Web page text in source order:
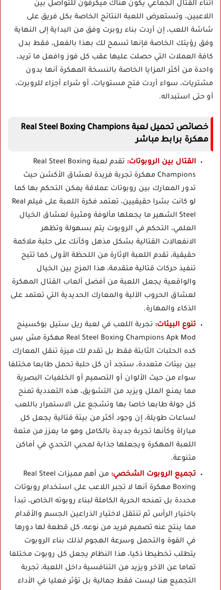
أثناء القتال الجماعي يكون هناك ميكرفون للتواصل بين
اللاعبين، وتستعرض اللعبة النتائج الخاصة بكل فريق على
شاشة اللعب، إن أردت بناء روبرت وفق من البداية إلى النهاية
وفق رؤيتك الخاصة فإنها تسمح لك بهذا بالفعل، فقط بدل
كافة العملات التي حصلت عليها عقب كل فوز وافعل ما تريد،
واحدة من أكثر المزايا الخاصة بالنسخة المهكرة أنها بدون
مشتريات، سواء أردت فتح مستويات، أو شراء أجزاء للروبرت،
أو حتى استبداله.
خصائص تحميل لعبة Real Steel Boxing Champions
مهكرة برابط مباشر
القتال بين الروبوتات:
تقدم لعبة Real Steel Boxing
Champions مهكرة تجربة فريدة لعشاق الأكشن حيث
تدور المعارك بين روبوتات عملاقة يمكن التحكم بها كما
لو كانت بشرا حقيقيين، تعتمد فكرة اللعبة على فيلم Real
Steel الشهير ما يجعلها مألوفة ومثيرة لعشاق الخيال
العلمي، التحكم في الروبوت يتم بسهولة وتظهر
الانفعالات القتالية بشكل مذهل وكأنك على حلبة ملاكمة
حقيقية، تقدم اللعبة الإثارة من اللحظة الأولى كما تتيح
تنفيذ حركات قتالية متقدمة، هذا المزج بين الخيال
والواقعية يجعل اللعبة من أفضل ألعاب القتال المهكرة
لعشاق الحروب الآلية والمعارك الحديدية التي تعتمد على
الذكاء والمهارة.
تنوع البيئات: تجربة اللعب في لعبة ريل ستيل بوكسينج
Real Steel Boxing Champions Apk Mod مهكرة مش بس
كده الحلبات الثابتة فقط بل تقدم لك ميزة تنقل المعارك
بين بيئات متعددة، ستجد أن كل حلبة تحمل طابعا مختلفا
سواء من حيث الألوان أو التصميم أو الخلفيات البصرية
مما يمنع الملل ويزيد من التشويق، هذه التعددية تمنح
كل جولة طابعا خاصا بها وتشجع على الاستمرار باللعب
لساعات طويلة، إن وجود أكثر من بيئة قتالية يجعل كل
مباراة وكأنها تجربة جديدة بالكامل وهو ما يعزز من متعة
اللعبة المهكرة ويجعلها جذابة لمحبي التحدي في أماكن
متنوعة.
تجميع الروبوت الشخصي:
من أهم مميزات Real Steel
Boxing مهكرة أنها لا تجبر اللاعب على استخدام روبوتات
محددة بل تمنحه الحرية الكاملة لبناء روبوته الخاص، تبدأ
باختيار الرأس ثم تنتقل لاختيار الذراعين الجسم والأقدام
مما ينتج عنه تصميم فريد من نوعه، كل قطعة لها دورها
في القوة والتحمل وسرعة الهجوم لذلك بناء الروبوت
يتطلب تخطيطا ذكيا، هذا النظام يجعل كل روبوت مختلفا
تماما عن الآخر ويزيد من التنافسية داخل اللعبة، تجربة
التجميع هنا ليست فقط جمالية بل تؤثر فعليا في الأداء